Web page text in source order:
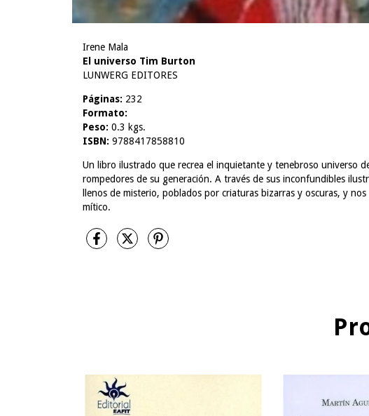
Irene Mala
El universo Tim Burton
LUNWERG EDITORES
Páginas: 232
Formato:
Peso: 0.3 kgs.
ISBN: 9788417858810
Un libro ilustrado que recrea el inquietante y tenebroso universo
rompedores de su generación. A través de sus inconfundibles
llenos de misterio, poblados por criaturas bizarras y oscuras, y
mítico.